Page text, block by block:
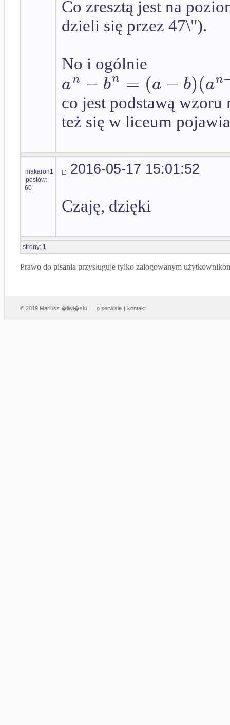
Co zresztą jest na
dzieli się przez 47\").
No i ogólnie
an − bn = (a − b)(an
co jest podstawą wzoru
też się w liceum
makaron1
postów:
60
2016-05-17 15:01:52
Czaję, dzięki
strony: 1
Prawo do pisania przysługuje tylko zalogowanym
© 2019 Mariusz �liwi�ski o serwisie | kontakt